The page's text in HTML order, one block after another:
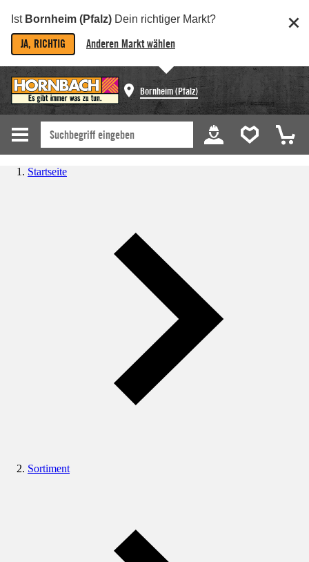
Ist Bornheim (Pfalz) Dein richtiger Markt?
JA, RICHTIG Anderen Markt wählen
Bornheim (Pfalz)
Startseite
Sortiment